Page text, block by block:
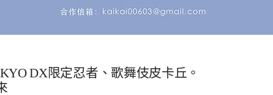
DX限定忍者、歌舞伎皮卡丘。